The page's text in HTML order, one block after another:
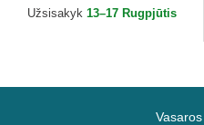
Užsisakyk 13–17 Rugpjūtis